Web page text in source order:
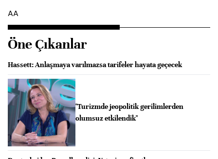
AA
Öne Çıkanlar
Hassett: Anlaşmaya varılmazsa tarifeler hayata geçecek
"Turizmde jeopolitik gerilimlerden
olumsuz etkilendik"